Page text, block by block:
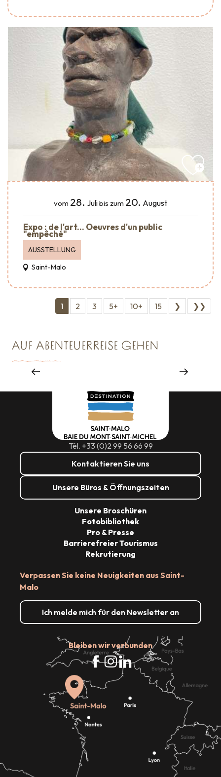
vom 28. Julibis zum 20. August
Expo : de l'art... Oeuvres d'un public
"empêché"
AUSSTELLUNG
Saint-Malo
1 2 3 5+ 10+ 15 ❯ ❯❯
AUF ABENTEUERREISE GEHEN
Tél. +33 (0)2 99 56 66 99
Kontaktieren Sie uns
Unsere Büros & Öffnungszeiten
Verpassen Sie keine Neuigkeiten aus Saint-
Malo
Ich melde mich für den Newsletter an
Bleiben wir verbunden
Unsere Broschüren
Fotobibliothek
Pro & Presse
Barrierefreier Tourismus
Rekrutierung